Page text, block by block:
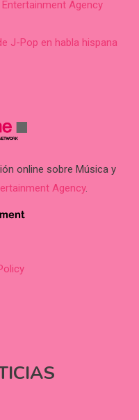
Agency
J-Pop en habla hispana
online sobre Música y
Agency.